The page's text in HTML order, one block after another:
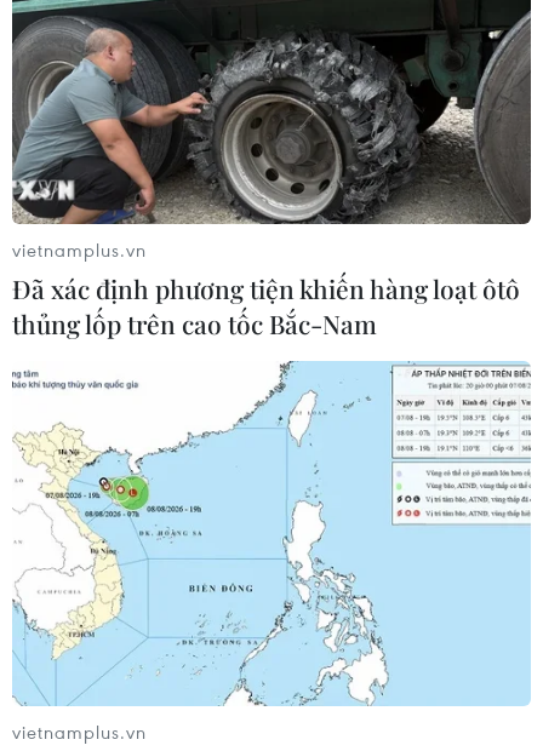
vietnamplus.vn
Đã xác định phương tiện khiến hàng loạt ôtô
thủng lốp trên cao tốc Bắc-Nam
vietnamplus.vn